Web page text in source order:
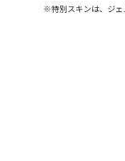
※特別スキンは、ジェ